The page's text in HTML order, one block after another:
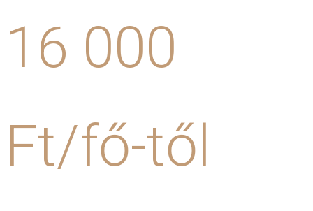
16 000
Ft/fő-től